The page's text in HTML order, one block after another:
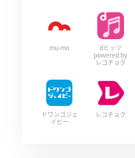
mu-mo
dヒッツ
powered by
レコチョク
ドワンゴジェ
イピー
レコチョク